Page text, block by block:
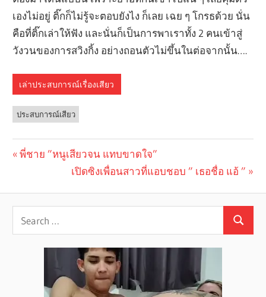
เองไม่อยู่ ติ๊กก็ไม่รู้จะตอบยังไง ก็เลย เฉย ๆ โกรธด้วย นั่น
คือที่ติ๊กเล่าให้ฟัง และนั่นก็เป็นการพาเราทั้ง 2 คนเข้าสู่
วังวนของการสวิงกิ้ง อย่างถอนตัวไม่ขึ้นในต่อจากนั้น….
เล่าประสบการณ์เรื่องเสียว
ประสบการณ์เสียว
navigation
Previous
พี่ชาย ”หนูเสียวจน แทบขาดใจ”
Next
เปิดซิงเพื่อนสาวที่แอบชอบ ” เธอชื่อ แอ้ ”